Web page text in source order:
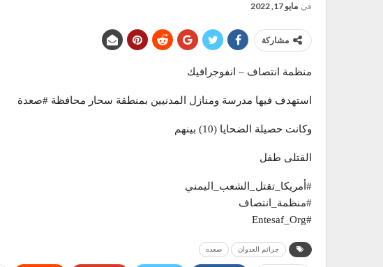
في مايو 17, 2022
مشاركة
منظمة انتصاف – انفوجرافيك
استهدف فيها مدرسة ومنازل المدنيين بمنطقة سحار محافظة #صعدة
وكانت حصيلة الضحايا (10) بينهم
القتلى طفل
#أمريكا_تقتل_الشعب_اليمني
#منظمة_انتصاف
#Entesaf_Org
جرائم العدوان صعده